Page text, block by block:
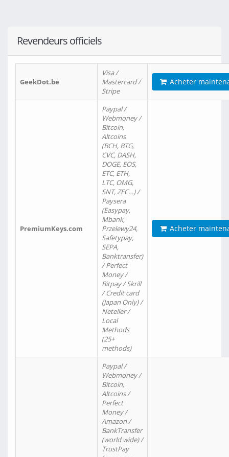
Revendeurs officiels
GeekDot.be
Visa /
Mastercard /
Stripe
Acheter
PremiumKeys.com
Paypal /
Webmoney /
Bitcoin,
Altcoins
(BCH, BTG,
CVC, DASH,
DOGE, EOS,
ETC, ETH,
LTC, OMG,
SNT, ZEC…) /
Paysera
(Easypay,
Mbank,
Przelewy24,
Safetypay,
SEPA,
Banktransfer)
/ Perfect
Money /
Bitpay / Skrill
/ Credit card
(Japan Only) /
Neteller /
Local
Methods
(25+
methods)
Acheter
Paypal /
Webmoney /
Bitcoin,
Altcoins /
Perfect
Money /
Amazon /
BankTransfer
(world wide) /
TrustPay